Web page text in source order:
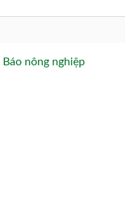
Báo nông nghiệp